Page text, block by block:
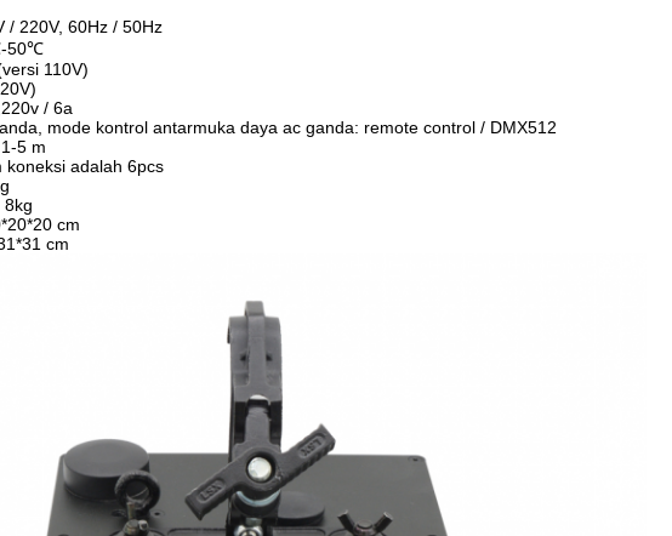
/ 220V, 60Hz / 50Hz
50℃
110V)
/ 6a
mode kontrol antarmuka daya ac ganda: remote control / DMX512
5 m
koneksi adalah 6pcs
8kg
cm
cm